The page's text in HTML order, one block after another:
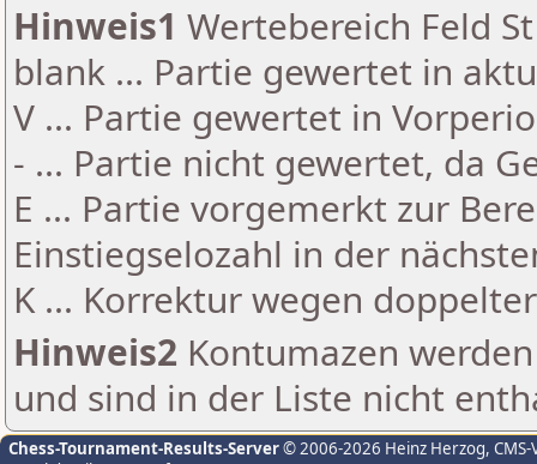
Hinweis1 Wertebereich Feld
blank ... Partie gewertet in
V ... Partie gewertet in
- ... Partie nicht gewertet, da
E ... Partie vorgemerkt zur
Einstiegselozahl in der
K ... Korrektur wegen
Hinweis2 Kontumazen
und sind in der Liste nicht
Chess-Tournament-Results-Server© 2006-2026 Heinz Herzog,